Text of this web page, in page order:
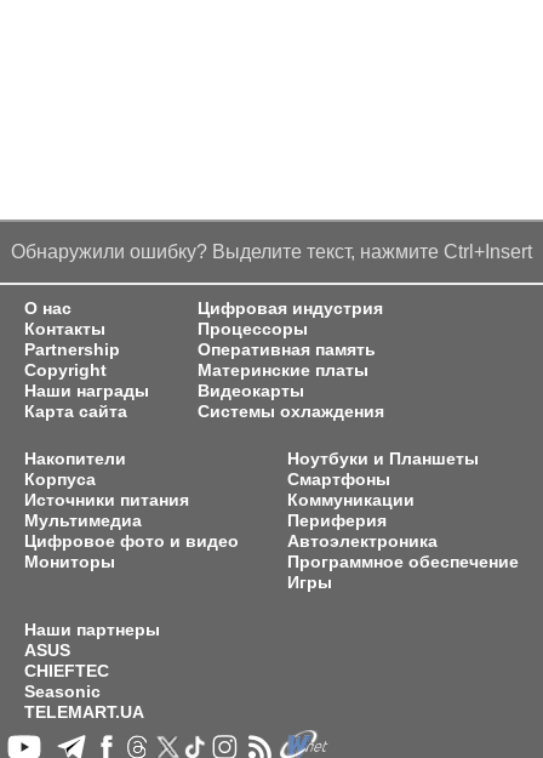
Обнаружили ошибку? Выделите текст, нажмите Ctrl+Insert
О нас
Контакты
Partnership
Copyright
Наши награды
Карта сайта
Цифровая индустрия
Процессоры
Оперативная память
Материнские платы
Видеокарты
Системы охлаждения
Накопители
Корпуса
Источники питания
Мультимедиа
Цифровое фото и видео
Мониторы
Ноутбуки и Планшеты
Смартфоны
Коммуникации
Периферия
Автоэлектроника
Программное обеспечение
Игры
Наши партнеры
ASUS
CHIEFTEC
Seasonic
TELEMART.UA